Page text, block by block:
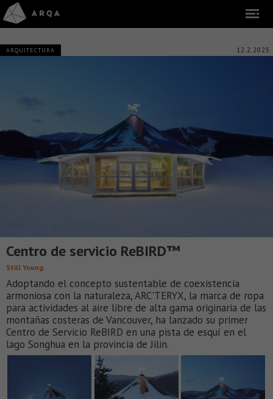
ARQUITECTURA 12.2.2025
Centro de servicio ReBIRD™
Still Young
Adoptando el concepto sustentable de coexistencia
armoniosa con la naturaleza, ARC'TERYX, la marca de ropa
para actividades al aire libre de alta gama originaria de las
montañas costeras de Vancouver, ha lanzado su primer
Centro de Servicio ReBIRD en una pista de esquí en el
lago Songhua en la provincia de Jilin.